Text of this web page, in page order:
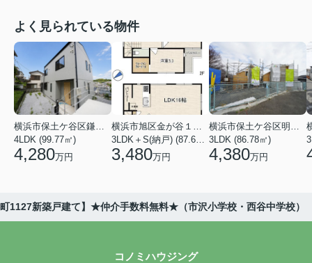
よく見られている物件
4LDK (99.77㎡)
4,280万円 3,480万円
3LDK (86.78㎡)
4,380万円
1127新築戸建て】★仲介手数料無料★（市沢小学校・西谷中学校）
コノミハウジング